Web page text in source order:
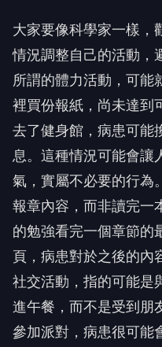
大家要像科學家一樣，
情況調整自己的活動，
所謂的體力活動，可能
裡買份報紙，尚未達到
去了健身館，病患可能
息。這種情況可能會讓
氣，實屬不必要的行為
報章內容，而非讀完一
的勉強看完一個章節的
頁，病患對於之後的內
社交活動，指的可能是
進午餐，而不是受到朋
參加派對，病患很可能